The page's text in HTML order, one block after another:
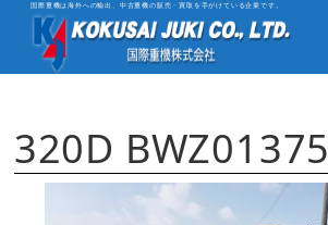
国際重機は海外への輸出、中古重機の販売・買取を手がけている企業です。
320D BWZ01375